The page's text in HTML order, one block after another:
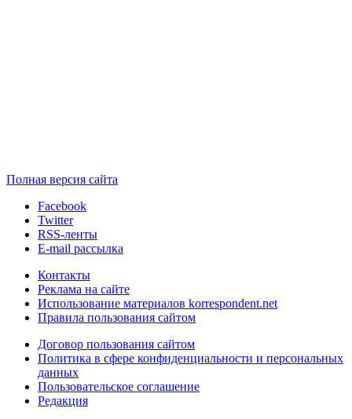
Полная версия сайта
Facebook
Twitter
RSS-ленты
E-mail рассылка
Контакты
Реклама на сайте
Использование материалов korrespondent.net
Правила пользования сайтом
Договор пользования сайтом
Политика в сфере конфиденциальности и персональных
данных
Пользовательское соглашение
Редакция